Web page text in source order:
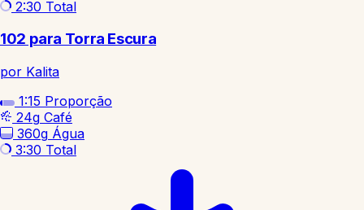
2:30 Total
102 para Torra Escura
por Kalita
1:15 Proporção
24g Café
360g Água
3:30 Total